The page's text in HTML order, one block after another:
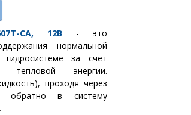
CA, 12В - это
нормальной
за счет
тепловой энергии.
проходя через
обратно в систему